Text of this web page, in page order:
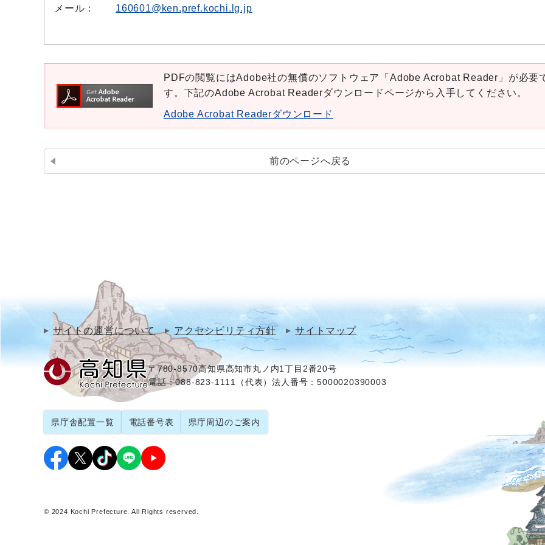
メール： 160601@ken.pref.kochi.lg.jp
PDFの閲覧にはAdobe社の無償のソフトウェア「Adobe Acrobat Reader」が必要
す。下記のAdobe Acrobat Readerダウンロードページから入手してください。
Adobe Acrobat Readerダウンロード
前のページへ戻る
サイトの運営について アクセシビリティ方針 サイトマップ
〒780-8570高知県高知市丸ノ内1丁目2番20号
電話：088-823-1111（代表）法人番号：5000020390003
県庁舎配置一覧 電話番号表 県庁周辺のご案内
© 2024 Kochi Prefecture. All Rights reserved.